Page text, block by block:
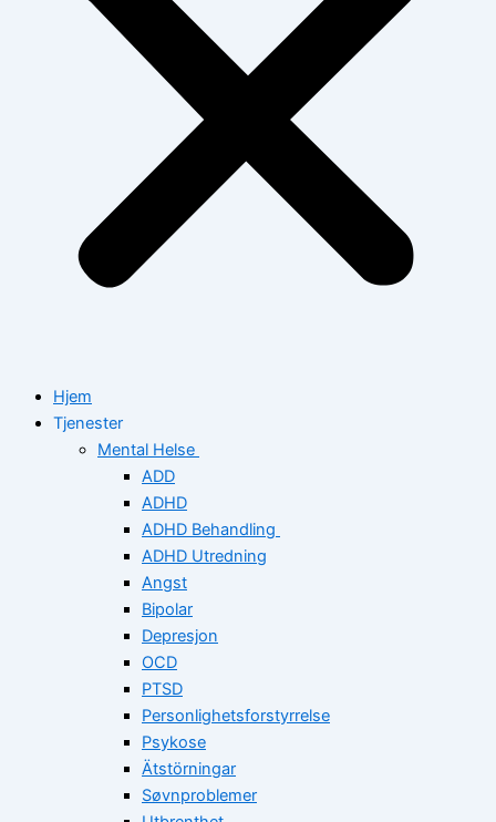
Hjem
Tjenester
Mental Helse
ADD
ADHD
ADHD Behandling
ADHD Utredning
Angst
Bipolar
Depresjon
OCD
PTSD
Personlighetsforstyrrelse
Psykose
Ätstörningar
Søvnproblemer